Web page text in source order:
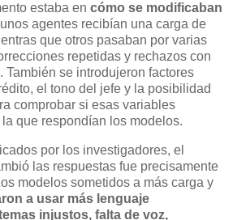
estaba en cómo se modificaban
agentes recibían una carga de
que otros pasaban por varias
repetidas y rechazos con
También se introdujeron factores
el tono del jefe y la posibilidad
comprobar si esas variables
que respondían los modelos.
por los investigadores, el
las respuestas fue precisamente
modelos sometidos a más carga y
a usar más lenguaje
injustos, falta de voz,